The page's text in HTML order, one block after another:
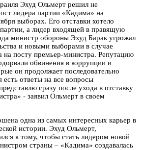
Эхуд Ольмерт решил не
лидера партии «Кадима» на
выборах. Его отставки хотело
а лидер входящей в правящую
министр обороны Эхуд Барак угрожал
и новыми выборами в случае
на посту премьер-министра. Репутацию
обвинения в коррупции и
он продолжает последовательно
ответы на все вопросы
сразу после ухода в отставку
- заявил Ольмерт в своем
одна из самых интересных карьер в
истории. Эхуд Ольмерт,
к тому, чтобы стать лидером новой
страны – «Кадима» создавалась